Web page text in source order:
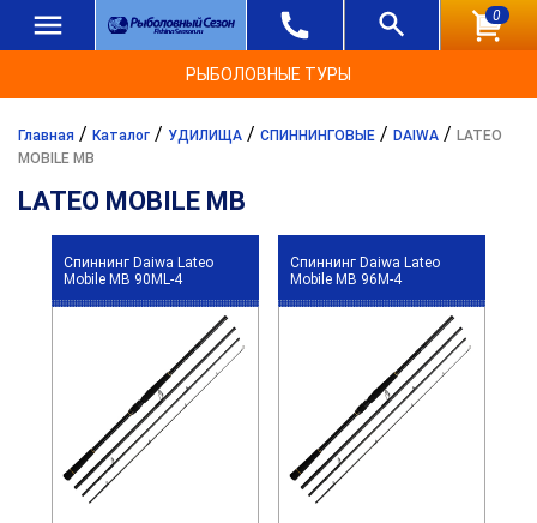
0
РЫБОЛОВНЫЕ ТУРЫ
Главная / Каталог / УДИЛИЩА / СПИННИНГОВЫЕ / DAIWA / LATEO
MOBILE MB
LATEO MOBILE MB
Спиннинг Daiwa Lateo
Mobile MB 90ML-4
Спиннинг Daiwa Lateo
Mobile MB 96M-4